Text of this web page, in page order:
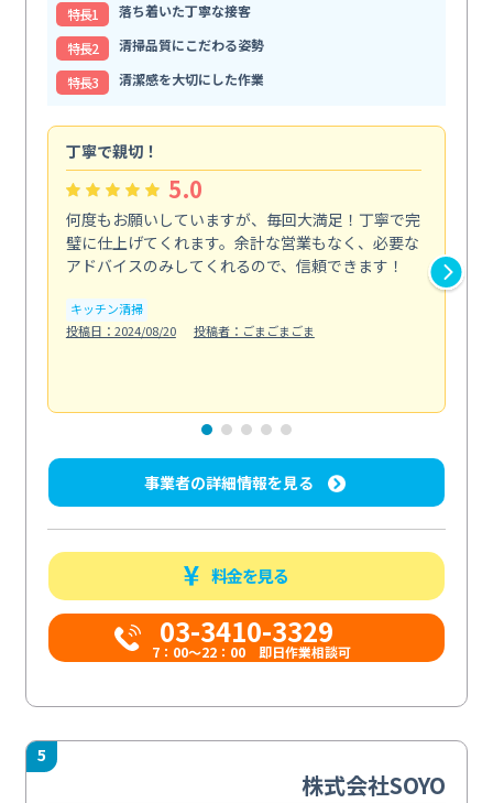
特⻑1
落ち着いた丁寧な接客
特⻑2
清掃品質にこだわる姿勢
特⻑3
清潔感を大切にした作業
丁寧で親切！
5.0
何度もお願いしていますが、毎回大満足！丁寧で完
璧に仕上げてくれます。余計な営業もなく、必要な
アドバイスのみしてくれるので、信頼できます！
キッチン清掃
投稿日：2024/08/20
投稿者：ごまごまごま
事業者の詳細情報を見る
料金を見る
03-3410-3329
7：00～22：00 即日作業相談可
5
株式会社SOYO